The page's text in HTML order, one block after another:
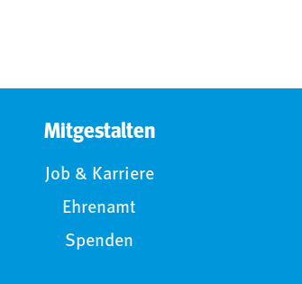
Mitgestalten
Job & Karriere
Ehrenamt
Spenden